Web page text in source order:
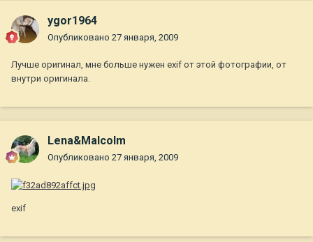
ygor1964
Опубликовано 27 января, 2009
Лучше оригинал, мне больше нужен exif от этой фотографии, от
внутри оригинала.
Lena&Malcolm
Опубликовано 27 января, 2009
exif